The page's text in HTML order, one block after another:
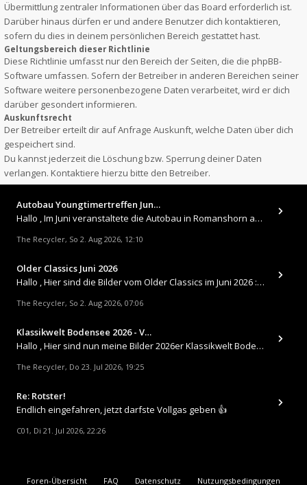
Übermittlung zentraler Informationen über das Board erforderlich ist.
Darüber hinaus dürfen er und andere Benutzer dich kontaktieren,
sofern du dies in deinem persönlichen Bereich gestattet hast.
Geltungsbereich dieser Richtlinie
Diese Richtlinie umfasst nur den Bereich der Seiten, die die phpBB-
Software umfassen. Sofern der Betreiber in anderen Bereichen seiner
Software weitere personenbezogene Daten verarbeitet, wird er dich
darüber gesondert informieren.
Auskunftsrecht
Der Betreiber erteilt dir auf Anfrage Auskunft, welche Daten über dich
gespeichert sind.
Du kannst jederzeit die Löschung bzw. Sperrung deiner Daten
verlangen. Kontaktiere hierzu bitte den Betreiber.
Autobau Youngtimertreffen Jun…
Hallo , Im Juni veranstaltete die Autobau in Romanshorn auf ihrem Gelände ein kleines Youngtimertreffen : https://up.
The Recycler, So 2. Aug 2026, 12:10
Older Classics Juni 2026
​Hallo , Hier sind die Bilder vom Older Classics im Juni 2026 : https://up.picr.de/51155940wd.jpg https://up.pic
The Recycler, So 2. Aug 2026, 07:06
Klassikwelt Bodensee 2026 - V…
Hallo , Hier sind nun meine Bilder 2026er Klassikwelt Bodensee 😀 https://up.picr.de/51125547rb.jpg https://up.pi
The Recycler, Do 23. Jul 2026, 19:25
Re: Rotster!
Endlich eingefahren, jetzt darfste Vollgas geben 👍
C01, Di 21. Jul 2026, 22:26
Foren-Übersicht FAQ Datenschutz Nutzungsbedingungen